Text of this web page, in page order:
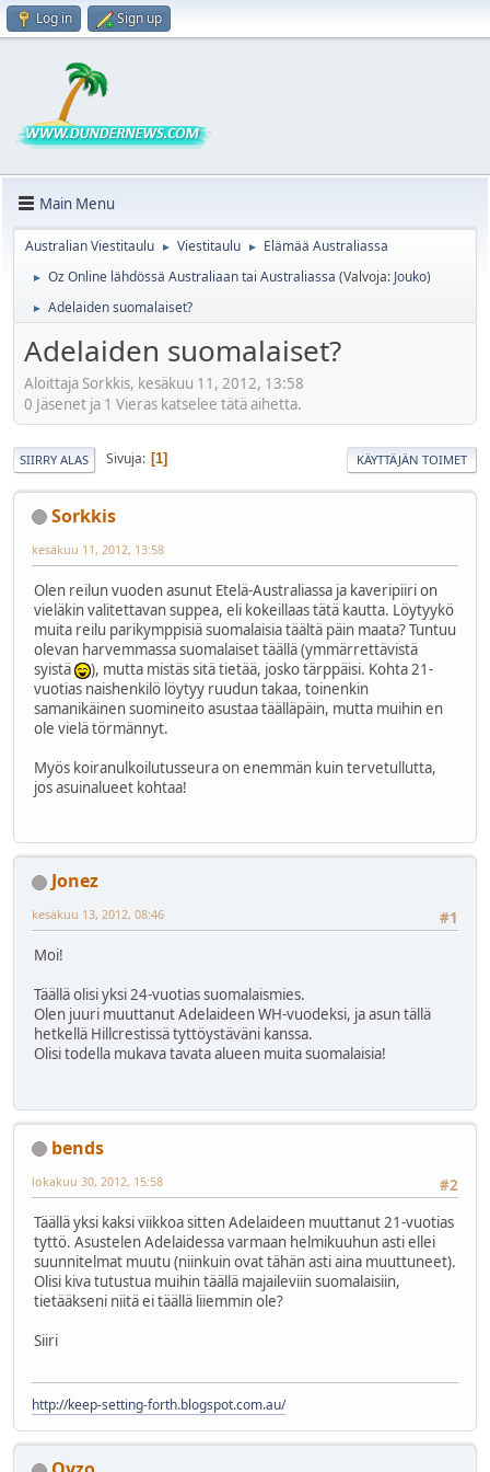
Log in Sign up
Main Menu
Australian Viestitaulu ► Viestitaulu ► Elämää Australiassa
► Oz Online lähdössä Australiaan tai Australiassa (Valvoja: Jouko)
► Adelaiden suomalaiset?
Adelaiden suomalaiset?
Aloittaja Sorkkis, kesäkuu 11, 2012, 13:58
0 Jäsenet ja 1 Vieras katselee tätä aihetta.
SIIRRY ALAS Sivuja 1 KÄYTTÄJÄN TOIMET
Sorkkis
kesäkuu 11, 2012, 13:58
Olen reilun vuoden asunut Etelä-Australiassa ja kaveripiiri on
vieläkin valitettavan suppea, eli kokeillaas tätä kautta. Löytyykö
muita reilu parikymppisiä suomalaisia täältä päin maata? Tuntuu
olevan harvemmassa suomalaiset täällä (ymmärrettävistä
syistä
), mutta mistäs sitä tietää, josko tärppäisi. Kohta 21-
vuotias naishenkilö löytyy ruudun takaa, toinenkin
samanikäinen suomineito asustaa täälläpäin, mutta muihin en
ole vielä törmännyt.
Myös koiranulkoilutusseura on enemmän kuin tervetullutta,
jos asuinalueet kohtaa!
Jonez
#1
kesäkuu 13, 2012, 08:46
Moi!
Täällä olisi yksi 24-vuotias suomalaismies.
Olen juuri muuttanut Adelaideen WH-vuodeksi, ja asun tällä
hetkellä Hillcrestissä tyttöystäväni kanssa.
Olisi todella mukava tavata alueen muita suomalaisia!
bends
#2
lokakuu 30, 2012, 15:58
Täällä yksi kaksi viikkoa sitten Adelaideen muuttanut 21-vuotias
tyttö. Asustelen Adelaidessa varmaan helmikuuhun asti ellei
suunnitelmat muutu (niinkuin ovat tähän asti aina muuttuneet).
Olisi kiva tutustua muihin täällä majaileviin suomalaisiin,
tietääkseni niitä ei täällä liiemmin ole?
Siiri
http://keep-setting-forth.blogspot.com.au/